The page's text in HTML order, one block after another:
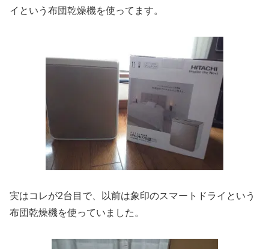
イという布団乾燥機を使ってます。
実はコレが2台目で、以前は象印のスマートドライという
布団乾燥機を使っていました。